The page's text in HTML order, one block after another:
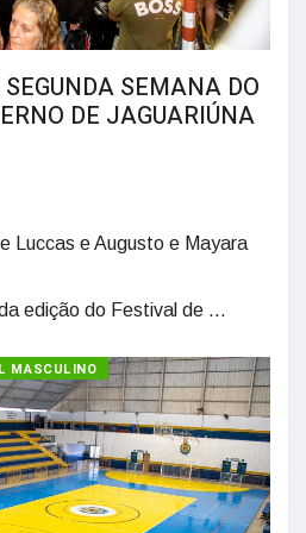
SEMANA DO
DE JAGUARIÚNA
Luccas e Augusto e Mayara
edição do Festival de ...
MASCULINO